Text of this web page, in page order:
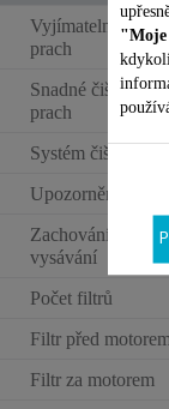
Vyjímatelná
prach
Snadné čištění
prach
Systém čištění
Upozornění na
Zachování
vysávání
Počet filtrů
Filtr před motorem
Filtr za motorem